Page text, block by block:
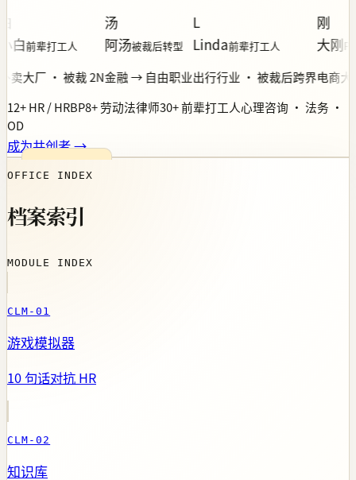
前辈打工人
大厂 · 被裁 2N
汤
阿汤被裁后转型
金融 → 自由职业
Linda前辈打工人
出行行业 · 被裁后跨界
刚
大刚P7
电商大厂
12+ HR / HRBP8+ 劳动法律师30+ 前辈打工人心理咨询 · 法务 ·
OD
成为共创者 →
OFFICE INDEX
档案索引
MODULE INDEX
CLM-01
游戏模拟器
10 句话对抗 HR
CLM-02
知识库